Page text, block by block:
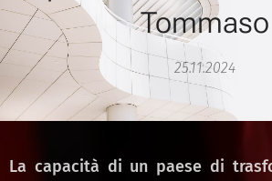
Tommaso
25.11.2024
La capacità di un paese di